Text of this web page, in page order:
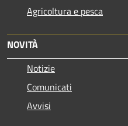
Agricoltura e pesca
NOVITÀ
Notizie
Comunicati
Avvisi